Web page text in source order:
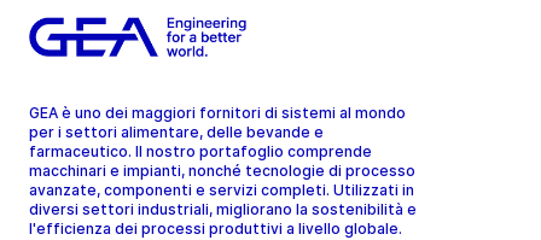
GEA è uno dei maggiori fornitori di sistemi al mondo
per i settori alimentare, delle bevande e
farmaceutico. Il nostro portafoglio comprende
macchinari e impianti, nonché tecnologie di processo
avanzate, componenti e servizi completi. Utilizzati in
diversi settori industriali, migliorano la sostenibilità e
l'efficienza dei processi produttivi a livello globale.